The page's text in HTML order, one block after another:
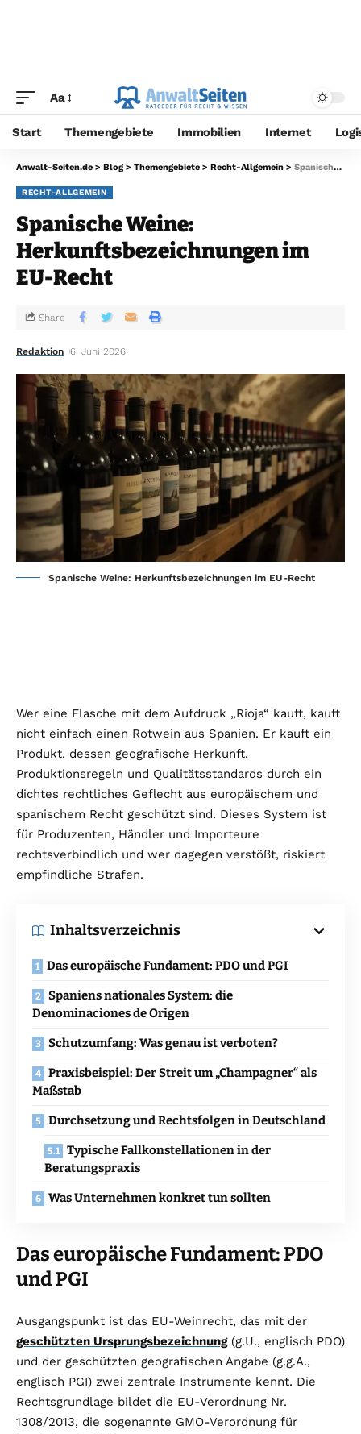
Aa
Start Themengebiete Immobilien Internet
Anwalt-Seiten.de > Blog > Themengebiete > Recht-Allgemein > Spanische Weine: Herkunftsbezeichnungen im EU-Recht
RECHT-ALLGEMEIN
Spanische Weine:
Herkunftsbezeichnungen im
EU-Recht
Redaktion 6. Juni 2026
Share
Spanische Weine: Herkunftsbezeichnungen im EU-Recht
Wer eine Flasche mit dem Aufdruck „Rioja“ kauft, kauft
nicht einfach einen Rotwein aus Spanien. Er kauft ein
Produkt, dessen geografische Herkunft,
Produktionsregeln und Qualitätsstandards durch ein
dichtes rechtliches Geflecht aus europäischem und
spanischem Recht geschützt sind. Dieses System ist
für Produzenten, Händler und Importeure
rechtsverbindlich und wer dagegen verstößt, riskiert
empfindliche Strafen.
Inhaltsverzeichnis
Das europäische Fundament: PDO und PGI
Spaniens nationales System: die
Denominaciones de Origen
Schutzumfang: Was genau ist verboten?
Praxisbeispiel: Der Streit um „Champagner“ als
Maßstab
Durchsetzung und Rechtsfolgen in Deutschland
Typische Fallkonstellationen in der
Beratungspraxis
Was Unternehmen konkret tun sollten
Das europäische Fundament: PDO
und PGI
Ausgangspunkt ist das EU-Weinrecht, das mit der
geschützten Ursprungsbezeichnung(g.U., englisch PDO)
und der geschützten geografischen Angabe (g.g.A.,
englisch PGI) zwei zentrale Instrumente kennt. Die
Rechtsgrundlage bildet die EU-Verordnung Nr.
1308/2013, die sogenannte GMO-Verordnung für